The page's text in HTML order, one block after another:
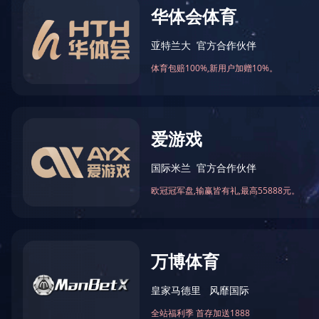
董事长李建炜每年都会给家乡
2020-04-29 16:18:13